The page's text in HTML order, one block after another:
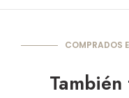
COMPRADOS